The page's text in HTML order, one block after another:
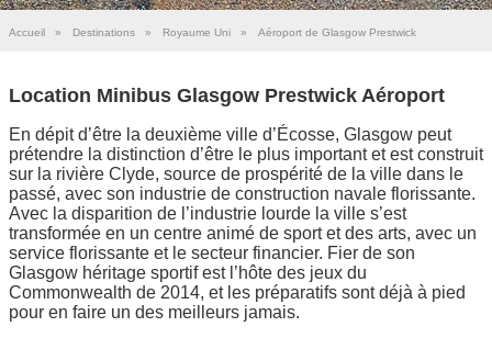
Accueil » Destinations » Royaume Uni » Aéroport de Glasgow Prestwick
Location Minibus Glasgow Prestwick Aéroport
En dépit d’être la deuxième ville d’Écosse, Glasgow peut
prétendre la distinction d’être le plus important et est construit
sur la rivière Clyde, source de prospérité de la ville dans le
passé, avec son industrie de construction navale florissante.
Avec la disparition de l’industrie lourde la ville s’est
transformée en un centre animé de sport et des arts, avec un
service florissante et le secteur financier. Fier de son
Glasgow héritage sportif est l’hôte des jeux du
Commonwealth de 2014, et les préparatifs sont déjà à pied
pour en faire un des meilleurs jamais.